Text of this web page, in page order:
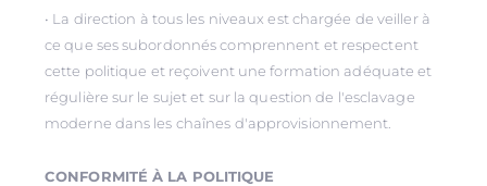
• La direction à tous les niveaux est chargée de veiller à
ce que ses subordonnés comprennent et respectent
cette politique et reçoivent une formation adéquate et
régulière sur le sujet et sur la question de l'esclavage
moderne dans les chaînes d'approvisionnement.
CONFORMITÉ À LA POLITIQUE